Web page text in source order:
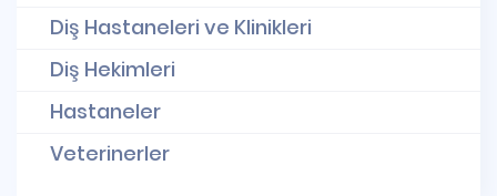
Diş Hastaneleri ve Klinikleri
Diş Hekimleri
Hastaneler
Veterinerler